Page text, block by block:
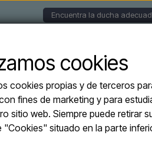
Encuentra la ducha
CHIA NERA - Ducha de acero inoxidable
OFERTAS -10%
cookies
cookies propias y de terceros
fines de marketing y para
sitio web. Siempre puede retirar
"Cookies" situado en la parte